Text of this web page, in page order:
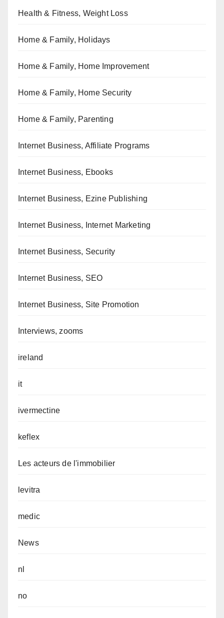
Health & Fitness, Weight Loss
Home & Family, Holidays
Home & Family, Home Improvement
Home & Family, Home Security
Home & Family, Parenting
Internet Business, Affiliate Programs
Internet Business, Ebooks
Internet Business, Ezine Publishing
Internet Business, Internet Marketing
Internet Business, Security
Internet Business, SEO
Internet Business, Site Promotion
Interviews, zooms
ireland
it
ivermectine
keflex
Les acteurs de l'immobilier
levitra
medic
News
nl
no